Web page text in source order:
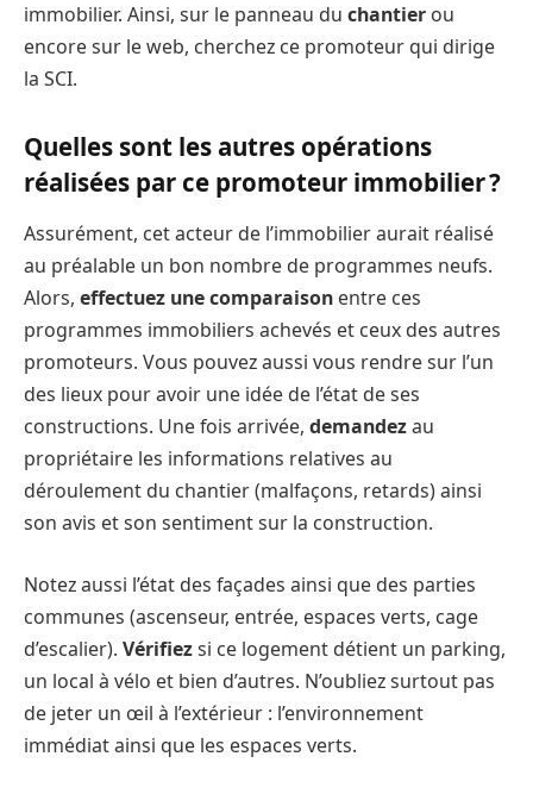
immobilier. Ainsi, sur le panneau du chantier ou
encore sur le web, cherchez ce promoteur qui dirige
la SCI.
Quelles sont les autres opérations
réalisées par ce promoteur immobilier ?
Assurément, cet acteur de l’immobilier aurait réalisé
au préalable un bon nombre de programmes neufs.
Alors, effectuez une comparaison entre ces
programmes immobiliers achevés et ceux des autres
promoteurs. Vous pouvez aussi vous rendre sur l’un
des lieux pour avoir une idée de l’état de ses
constructions. Une fois arrivée, demandezau
propriétaire les informations relatives au
déroulement du chantier (malfaçons, retards) ainsi
son avis et son sentiment sur la construction.
Notez aussi l’état des façades ainsi que des parties
communes (ascenseur, entrée, espaces verts, cage
d’escalier). Vérifiezsi ce logement détient un parking,
un local à vélo et bien d’autres. N’oubliez surtout pas
de jeter un œil à l’extérieur : l’environnement
immédiat ainsi que les espaces verts.